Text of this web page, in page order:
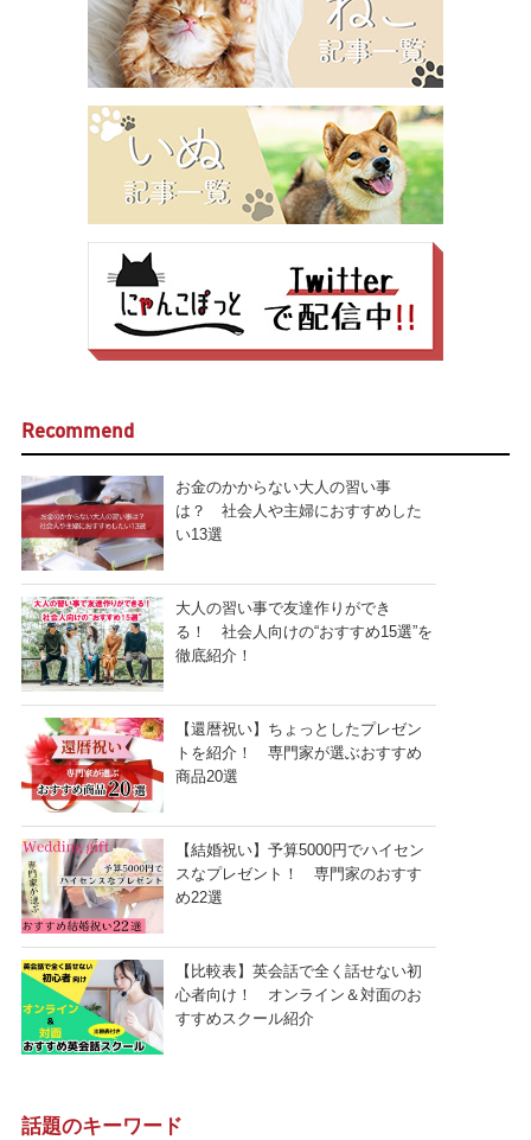
Recommend
お金のかからない大人の習い事
は？ 社会人や主婦におすすめした
い13選
大人の習い事で友達作りができ
る！ 社会人向けの“おすすめ15選”を
徹底紹介！
【還暦祝い】ちょっとしたプレゼン
トを紹介！ 専門家が選ぶおすすめ
商品20選
【結婚祝い】予算5000円でハイセン
スなプレゼント！ 専門家のおすす
め22選
【比較表】英会話で全く話せない初
心者向け！ オンライン＆対面のお
すすめスクール紹介
話題のキーワード